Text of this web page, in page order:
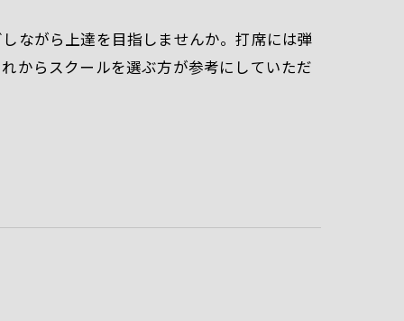
ながら上達を目指しませんか。打席には弾
からスクールを選ぶ方が参考にしていただ